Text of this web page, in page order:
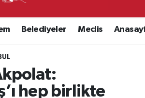
Belediyeler Meclis
hep birlikte
Durumu ve Fikstür